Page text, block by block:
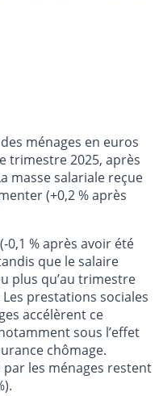
ménages en euros
trimestre 2025, après
masse salariale reçue
(+0,2 % après
% après avoir été
que le salaire
plus qu’au trimestre
Les prestations sociales
accélèrent ce
sous l’effet
chômage.
les ménages restent